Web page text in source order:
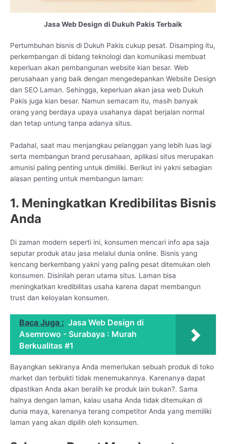
Jasa Web Design di Dukuh Pakis Terbaik
Pertumbuhan bisnis di Dukuh Pakis cukup pesat. Disamping itu,
perkembangan di bidang teknologi dan komunikasi membuat
keperluan akan pembangunan website kian besar. Web
perusahaan yang baik dengan mengedepankan Website Design
dan SEO Laman. Sehingga, keperluan akan jasa web Dukuh
Pakis juga kian besar. Namun semacam itu, masih banyak
orang yang berdaya upaya usahanya dapat berjalan normal
dan tetap untung tanpa adanya situs.
Padahal, saat mau menjangkau pelanggan yang lebih luas lagi
serta membangun brand perusahaan, aplikasi situs merupakan
amunisi paling penting untuk dimiliki. Berikut ini yakni sebagian
alasan penting untuk membangun laman:
1. Meningkatkan Kredibilitas Bisnis
Anda
Di zaman modern seperti ini, konsumen mencari info apa saja
seputar produk atau jasa melalui dunia online. Bisnis yang
kencang berkembang yakni yang paling pesat ditemukan oleh
konsumen. Disinilah peran utama situs. Laman bisa
meningkatkan kredibilitas usaha karena dapat membangun
trust dan keloyalan konsumen.
Baca Juga : Jasa Web Design di
Asemrowo - Surabaya : Murah
Berkualitas #1
Bayangkan sekiranya Anda memerlukan sebuah produk di toko
market dan terbukti tidak menemukannya. Karenanya dapat
dipastikan Anda akan beralih ke produk lain bukan?. Sama
halnya dengan laman, kalau usaha Anda tidak ditemukan di
dunia maya, karenanya terang competitor Anda yang memiliki
laman yang akan dipilih oleh konsumen.